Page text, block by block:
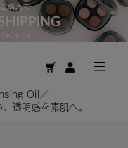
Oil／
透明感を素肌へ。